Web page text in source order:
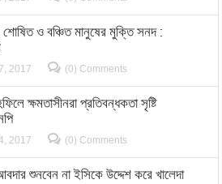
ও বঞ্চিত মানুষের মুক্তি সনদ :
2017 (0) Comments
ক্ষমতাসীনরা প্রতিবন্ধকতা সৃষ্টি
2017 (0) Comments
শুনবেন না ইসিকে উদ্দেশ করে খালেদা